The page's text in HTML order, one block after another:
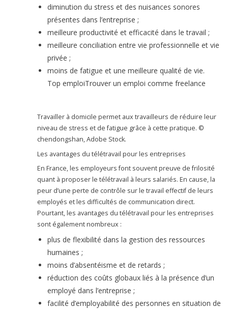
diminution du stress et des nuisances sonores
présentes dans l’entreprise ;
meilleure productivité et efficacité dans le travail ;
meilleure conciliation entre vie professionnelle et vie
privée ;
moins de fatigue et une meilleure qualité de vie.
Top emploiTrouver un emploi comme freelance
Travailler à domicile permet aux travailleurs de réduire leur
niveau de stress et de fatigue grâce à cette pratique. ©
chendongshan, Adobe Stock.
Les avantages du télétravail pour les entreprises
En France, les employeurs font souvent preuve de frilosité
quant à proposer le télétravail à leurs salariés. En cause, la
peur d’une perte de contrôle sur le travail effectif de leurs
employés et les difficultés de communication direct.
Pourtant, les avantages du télétravail pour les entreprises
sont également nombreux :
plus de flexibilité dans la gestion des ressources
humaines ;
moins d’absentéisme et de retards ;
réduction des coûts globaux liés à la présence d’un
employé dans l’entreprise ;
facilité d’employabilité des personnes en situation de